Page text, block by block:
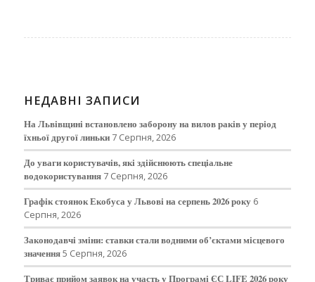
НЕДАВНІ ЗАПИСИ
На Львівщині встановлено заборону на вилов раків у період
їхньої другої линьки 7 Серпня, 2026
До уваги користувачів, які здійснюють спеціальне
водокористування 7 Серпня, 2026
Графік стоянок Екобуса у Львові на серпень 2026 року 6
Серпня, 2026
Законодавчі зміни: ставки стали водними об’єктами місцевого
значення5 Серпня, 2026
Триває прийом заявок на участь у Програмі ЄС LIFE 2026 року